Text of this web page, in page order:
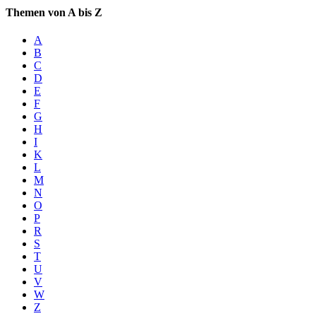
Themen von A bis Z
A
B
C
D
E
F
G
H
I
K
L
M
N
O
P
R
S
T
U
V
W
Z